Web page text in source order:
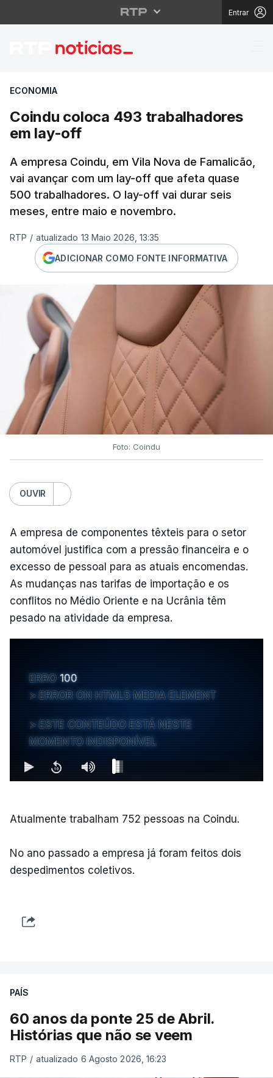
Entrar
Coindu coloca 493
ECONOMIA
Coindu coloca 493 trabalhadores
em lay-off
A empresa Coindu, em Vila Nova de Famalicão,
vai avançar com um lay-off que afeta quase
500 trabalhadores. O lay-off vai durar seis
meses, entre maio e novembro.
RTP / atualizado 13 Maio 2026, 13:35
ADICIONAR COMO FONTE INFORMATIVA
Foto: Coindu
OUVIR
A empresa de componentes têxteis para o setor
automóvel justifica com a pressão financeira e o
excesso de pessoal para as atuais encomendas.
As mudanças nas tarifas de importação e os
conflitos no Médio Oriente e na Ucrânia têm
pesado na atividade da empresa.
ERRO 100
ERROR ON HTML5 MEDIA ELEMENT
ESTE CONTEÚDO ESTÁ NESTE
MOMENTO INDISPONÍVEL
Atualmente trabalham 752 pessoas na Coindu.
No ano passado a empresa já foram feitos dois
despedimentos coletivos.
PAÍS
60 anos da ponte 25 de Abril.
Histórias que não se veem
RTP / atualizado 6 Agosto 2026, 16:23